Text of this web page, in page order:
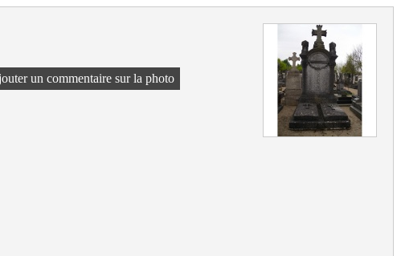
un commentaire sur la photo